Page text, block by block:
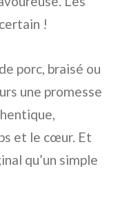
!
porc, braisé ou
une promesse
et le cœur. Et
qu’un simple